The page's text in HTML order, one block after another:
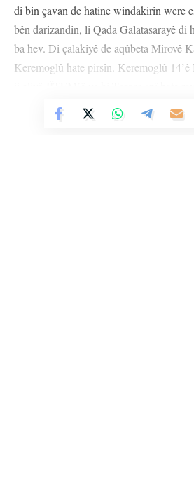
di bin çavan de hatine windakirin were
bên darizandin, li Qada Galatasarayê di
ba hev. Di çalakiyê de aqûbeta Mirovê
Keremoglû hate pirsîn. Keremoglû 14’ê
hate qetilkirin.
Vê Nûçeyê